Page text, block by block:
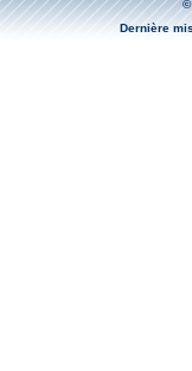
©
Dernière